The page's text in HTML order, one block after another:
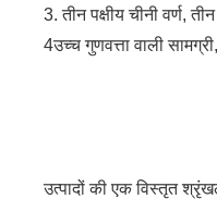
3. तीन पक्षीय चीनी वर्ण,
4उच्च गुणवत्ता वाली
उत्पादों की एक विस्तृत